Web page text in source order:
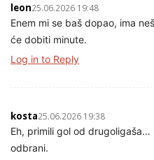
leon25.06.2026 19:48
Enem mi se baš dopao, ima
će dobiti minute.
Log in to Reply
kosta25.06.2026 19:38
Eh, primili gol od drugoligaša…
odbrani.